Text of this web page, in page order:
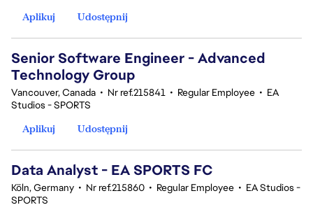
Aplikuj
Udostępnij
Senior Software Engineer - Advanced
Technology Group
Vancouver, Canada • Nr ref.215841 • Regular Employee • EA
Studios - SPORTS
Aplikuj
Udostępnij
Data Analyst - EA SPORTS FC
Köln, Germany • Nr ref.215860 • Regular Employee • EA Studios -
SPORTS